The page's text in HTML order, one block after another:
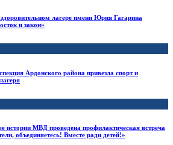
лагере имени Юрия Гагарина
и закон»
Ардонского района привезла спорт и
истории МВД проведена профилактическая встреча
объединяетесь! Вместе ради детей!»